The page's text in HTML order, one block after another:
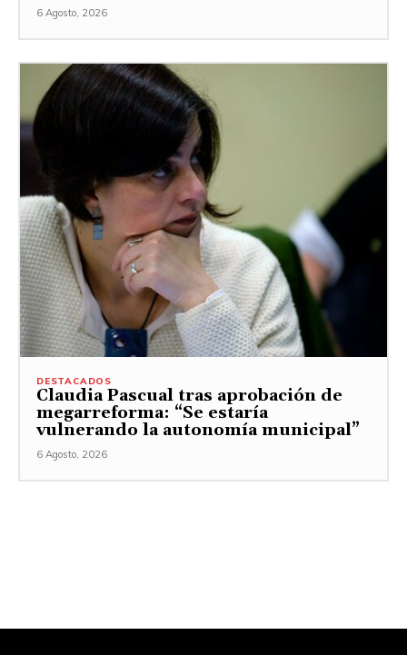
6 Agosto, 2026
DESTACADOS
Claudia Pascual tras aprobación de
megarreforma: “Se estaría
vulnerando la autonomía municipal”
6 Agosto, 2026